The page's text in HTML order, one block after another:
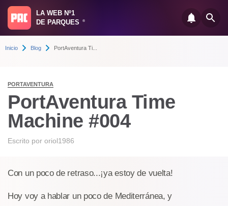
LA WEB Nº1
DE PARQUES
®
Inicio Blog PortAventura Ti...
PORTAVENTURA
PortAventura Time
Machine #004
Escrito por oriol1986
Con un poco de retraso...¡ya estoy de vuelta!
Hoy voy a hablar un poco de Mediterránea, y